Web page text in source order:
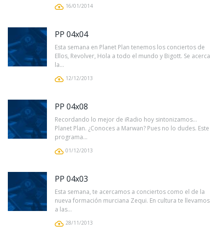
16/01/2014
PP 04x04
Esta semana en Planet Plan tenemos los conciertos de
Ellos, Revolver, Hola a todo el mundo y Bigott. Se acerca
la...
12/12/2013
PP 04x08
Recordando lo mejor de iRadio hoy sintonizamos...
Planet Plan. ¿Conoces a Marwan? Pues no lo dudes. Este
programa...
01/12/2013
PP 04x03
Esta semana, te acercamos a conciertos como el de la
nueva formación murciana Zequi. En cultura te llevamos
a las...
28/11/2013